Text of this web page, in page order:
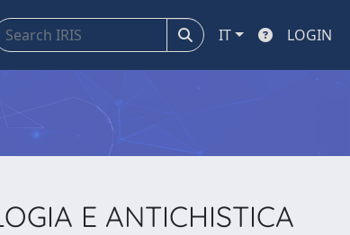
IT LOGIN
E ANTICHISTICA